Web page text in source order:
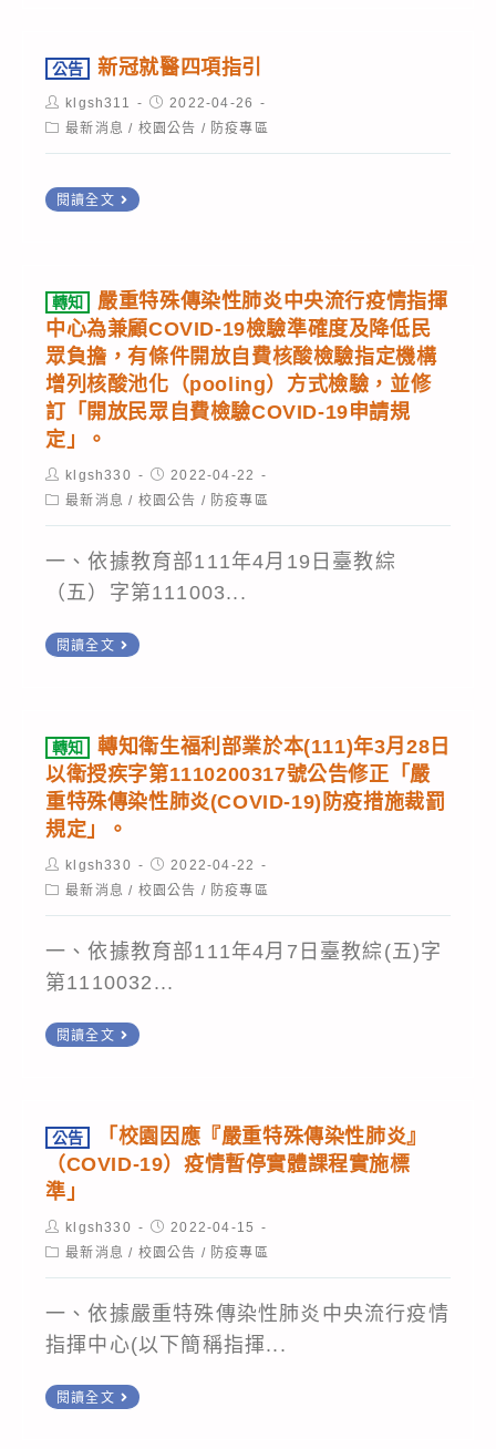
其
自
主
疫
天，
考
量
校
園
高
度
密
集
所，
員
工
生
不
到
校
為
原
染
性
肺
防
理
指
引」
1
份
停
用
一
篩
性、
接
確
應
對
方
式
(一
看
懂)
公告 新冠就醫四項指引
Post
author:
klgsh311
Post
published:
2022-04-26
Post最新消息 / 校園公告 / 防疫專區
閱讀全文
冠
就
醫
四
項
引
轉知
嚴重特殊傳染性肺炎中央流行疫情指揮
中心為兼顧COVID-19檢驗準確度及降低民
眾負擔，有條件開放自費核酸檢驗指定機構
增列核酸池化（pooling）方式檢驗，並修
訂「開放民眾自費檢驗COVID-19申請規
定」。
Post
author:
klgsh330
Post
published:
2022-04-22
Post最新消息 / 校園公告 / 防疫專區
一、依據教育部111年4月19日臺教綜
（五）字第111003...
閱讀全文
重
特
殊
染
性
肺
炎
中
流
情
指
中
心
兼
顧
轉知
轉知衛生福利部業於本(111)年3月28日
以衛授疾字第1110200317號公告修正「嚴
重特殊傳染性肺炎(COVID-19)防疫措施裁罰
規定」。
Post
author:
klgsh330
Post
published:
2022-04-22
Post最新消息 / 校園公告 / 防疫專區
一、依據教育部111年4月7日臺教綜(五)字
第1110032...
閱讀全文
知
衛
福
利
部
業
於
(111)
公告
「校園因應『嚴重特殊傳染性肺炎』
（COVID-19）疫情暫停實體課程實施標
準」
Post
author:
klgsh330
Post
published:
2022-04-15
Post最新消息 / 校園公告 / 防疫專區
一、依據嚴重特殊傳染性肺炎中央流行疫情
指揮中心(以下簡稱指揮...
閱讀全文